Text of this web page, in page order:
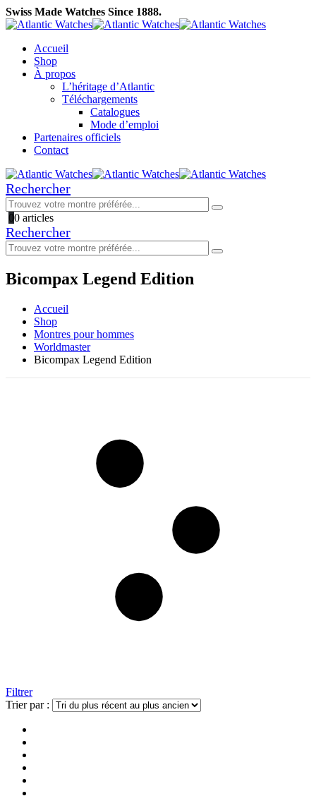
Swiss Made Watches Since 1888.
Accueil
Shop
À propos
L’héritage d’Atlantic
Téléchargements
Catalogues
Mode d’emploi
Partenaires officiels
Contact
Rechercher
00 articles
Rechercher
Bicompax Legend Edition
Accueil
Shop
Montres pour hommes
Worldmaster
Bicompax Legend Edition
Filtrer
Trier par :